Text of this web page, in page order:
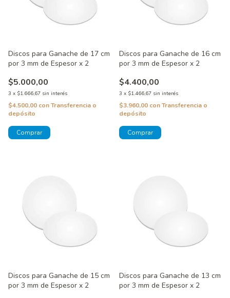
Discos para Ganache de 17 cm
por 3 mm de Espesor x 2
$5.000,00
3 x $1.666,67 sin interés
$4.500,00 conTransferencia o
depósito
Discos para Ganache de 16 cm
por 3 mm de Espesor x 2
$4.400,00
3 x $1.466,67 sin interés
$3.960,00 conTransferencia o
depósito
Discos para Ganache de 15 cm
por 3 mm de Espesor x 2
Discos para Ganache de 13 cm
por 3 mm de Espesor x 2